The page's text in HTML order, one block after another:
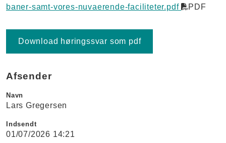
baner-samt-vores-nuvaerende-faciliteter.pdf
PDF
Download høringssvar som pdf
Afsender
Navn
Lars Gregersen
Indsendt
01/07/2026 14:21